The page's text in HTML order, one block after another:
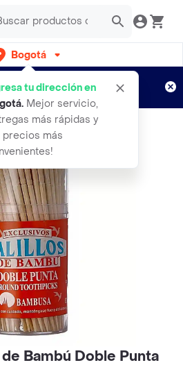
Bogotá
tu dirección en
. Mejor servicio,
más rápidas y
precios más
por semanas
Aplican TyC
Bambú Doble Punta